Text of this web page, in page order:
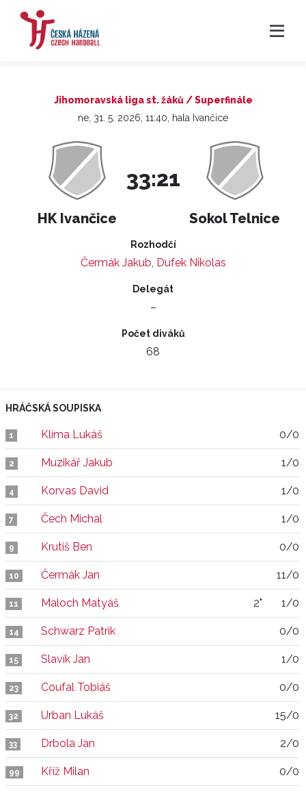
Jihomoravská liga st. žáků / Superfinále
ne, 31. 5. 2026, 11:40, hala Ivančice
HK Ivančice
33:21
Sokol Telnice
Rozhodčí
Čermák Jakub, Dufek Nikolas
Delegát
–
Počet diváků
68
HRÁČSKÁ SOUPISKA
1 Klíma Lukáš 0/0
2 Muzikář Jakub 1/0
4 Korvas David 1/0
7 Čech Michal 1/0
9 Krutiš Ben 0/0
10 Čermák Jan 11/0
11 Maloch Matyáš 2" 1/0
14 Schwarz Patrik 0/0
15 Slavík Jan 1/0
23 Coufal Tobiáš 0/0
32 Urban Lukáš 15/0
33 Drbola Jan 2/0
99 Kříž Milan 0/0